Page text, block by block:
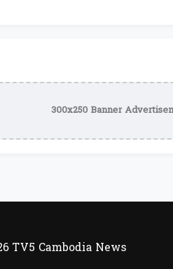
300x250 Banner
TV5 Cambodia News